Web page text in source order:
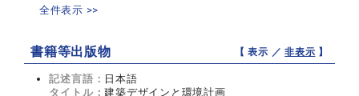
全件表示 >>
書籍等出版物 【 表示 ／非表示 】
記述言語： 日本語
タイトル：建築デザインと環境計画